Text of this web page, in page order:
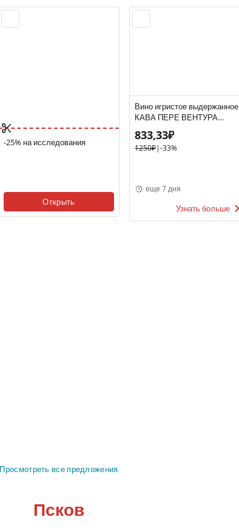
-25% на исследования
Открыть
Вино игристое выдержанное
КАВА ПЕРЕ ВЕНТУРА
ПРИМЕР РЕЗЕРВА бел.брют
10-13.5% 0.75, белое, брют,
Испания
833,33₽
1250₽|-33%
еще 7 дня
Узнать больше
Просмотреть все предложения
Псков